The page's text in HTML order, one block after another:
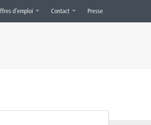
d’emploi Contact Presse